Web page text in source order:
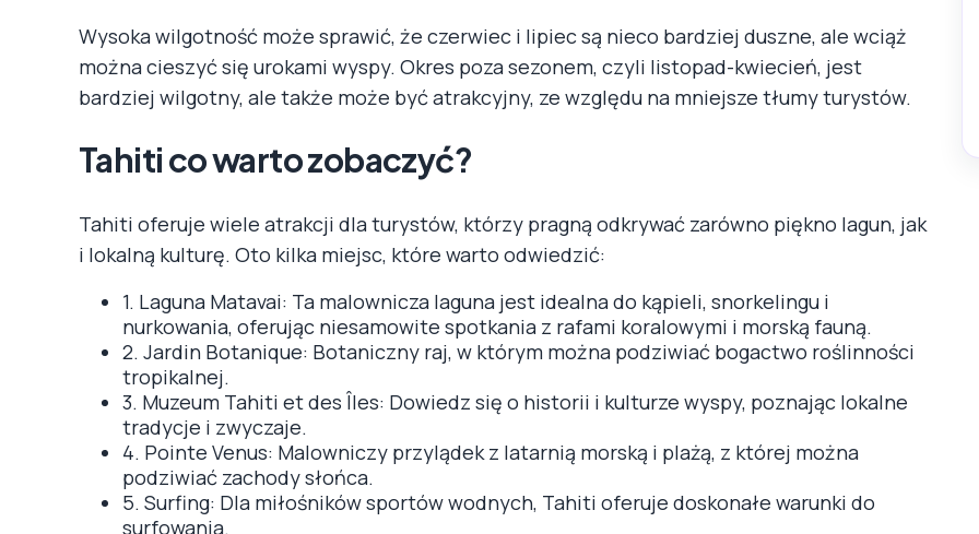
Wysoka wilgotność może sprawić, że czerwiec i lipiec są nieco bardziej duszne, ale wciąż
można cieszyć się urokami wyspy. Okres poza sezonem, czyli listopad-kwiecień, jest
bardziej wilgotny, ale także może być atrakcyjny, ze względu na mniejsze tłumy turystów.
Tahiti co warto zobaczyć?
Tahiti oferuje wiele atrakcji dla turystów, którzy pragną odkrywać zarówno piękno lagun, jak
i lokalną kulturę. Oto kilka miejsc, które warto odwiedzić:
1. Laguna Matavai: Ta malownicza laguna jest idealna do kąpieli, snorkelingu i
nurkowania, oferując niesamowite spotkania z rafami koralowymi i morską fauną.
2. Jardin Botanique: Botaniczny raj, w którym można podziwiać bogactwo roślinności
tropikalnej.
3. Muzeum Tahiti et des Îles: Dowiedz się o historii i kulturze wyspy, poznając lokalne
tradycje i zwyczaje.
4. Pointe Venus: Malowniczy przylądek z latarnią morską i plażą, z której można
podziwiać zachody słońca.
5. Surfing: Dla miłośników sportów wodnych, Tahiti oferuje doskonałe warunki do
surfowania.